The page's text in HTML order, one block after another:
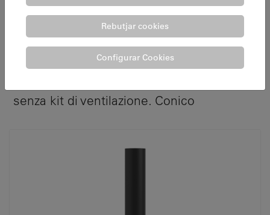
ATRIUM 70 C
senza kit di ventilazione. Conico
Rebutjar cookies
Configurar Cookies